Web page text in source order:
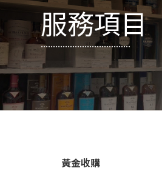
服務項目
.....................................
黃金收購